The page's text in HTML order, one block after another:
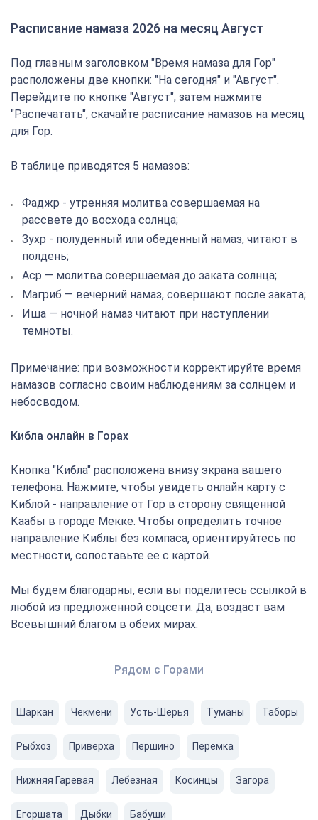
Расписание намаза 2026 на месяц Август
Под главным заголовком "Время намаза для Гор"
расположены две кнопки: "На сегодня" и "Август".
Перейдите по кнопке "Август", затем нажмите
"Распечатать", скачайте расписание намазов на месяц
для Гор.
В таблице приводятся 5 намазов:
Фаджр - утренняя молитва совершаемая на
рассвете до восхода солнца;
Зухр - полуденный или обеденный намаз, читают в
полдень;
Аср — молитва совершаемая до заката солнца;
Магриб — вечерний намаз, совершают после заката;
Иша — ночной намаз читают при наступлении
темноты.
Примечание: при возможности корректируйте время
намазов согласно своим наблюдениям за солнцем и
небосводом.
Кибла онлайн в Горах
Кнопка "Кибла" расположена внизу экрана вашего
телефона. Нажмите, чтобы увидеть онлайн карту с
Киблой - направление от Гор в сторону священной
Каабы в городе Мекке. Чтобы определить точное
направление Киблы без компаса, ориентируйтесь по
местности, сопоставьте ее с картой.
Мы будем благодарны, если вы поделитесь ссылкой в
любой из предложенной соцсети. Да, воздаст вам
Всевышний благом в обеих мирах.
Рядом с Горами
Шаркан Чекмени Усть-Шерья Туманы Таборы
Рыбхоз Приверха Першино Перемка
Нижняя Гаревая Лебезная Косинцы Загора
Егоршата Дыбки Бабуши